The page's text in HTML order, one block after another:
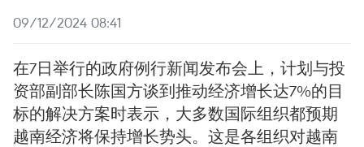
09/12/2024 08:41
在7日举行的政府例行新闻发布会上，计划与投
资部副部长陈国方谈到推动经济增长达7%的目
标的解决方案时表示，大多数国际组织都预期
越南经济将保持增长势头。这是各组织对越南